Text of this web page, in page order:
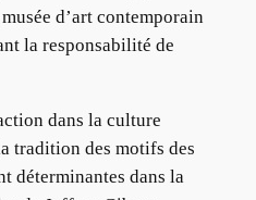
d’art contemporain
la responsabilité de
dans la culture
tradition des motifs des
déterminantes dans la